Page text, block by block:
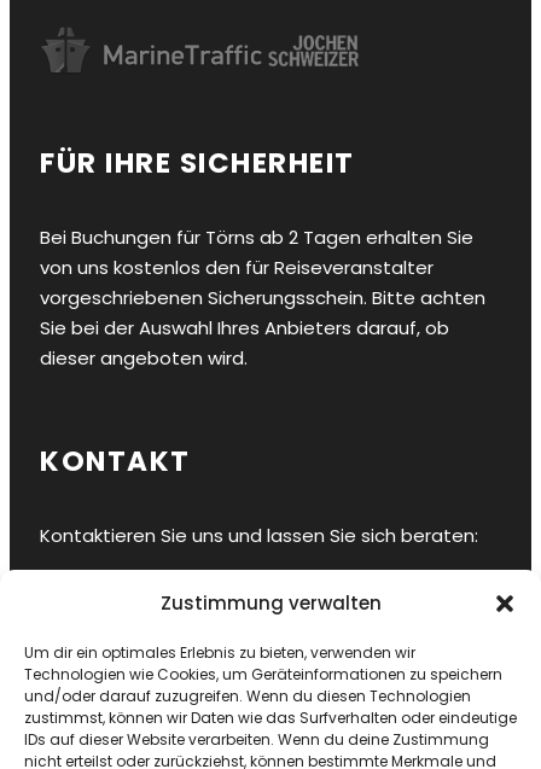
Zustimmung verwalten
Um dir ein optimales Erlebnis zu bieten, verwenden wir
Technologien wie Cookies, um Geräteinformationen zu speichern
und/oder darauf zuzugreifen. Wenn du diesen Technologien
zustimmst, können wir Daten wie das Surfverhalten oder eindeutige
IDs auf dieser Website verarbeiten. Wenn du deine Zustimmung
nicht erteilst oder zurückziehst, können bestimmte Merkmale und
FÜR IHRE SICHERHEIT
Bei Buchungen für Törns ab 2 Tagen erhalten Sie
von uns kostenlos den für Reiseveranstalter
vorgeschriebenen Sicherungsschein. Bitte achten
Sie bei der Auswahl Ihres Anbieters darauf, ob
dieser angeboten wird.
KONTAKT
Kontaktieren Sie uns und lassen Sie sich beraten:
Hansestadt Stralsund
Bordtelefon+49 178 8458909